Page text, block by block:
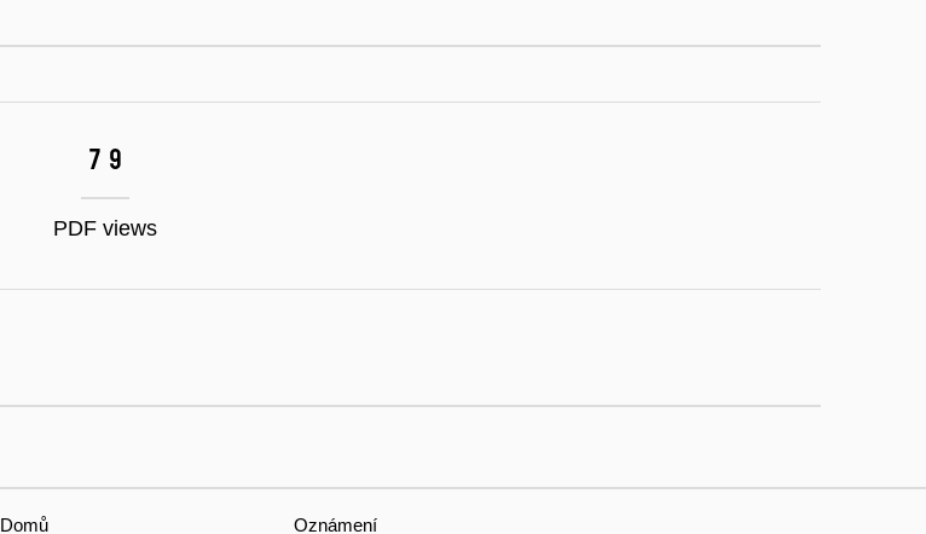
79
PDF views
Domů Oznámení